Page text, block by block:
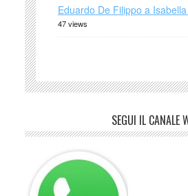
Eduardo De Filippo a
47 views
SEGUI IL CANALE